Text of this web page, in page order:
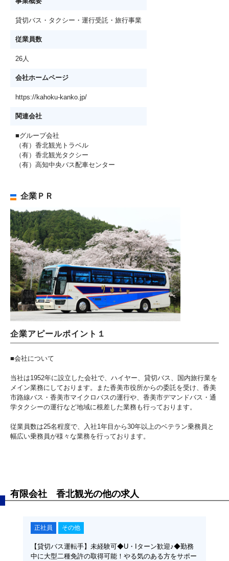
貸切バス・タクシー・運行受託・旅行事業
従業員数
26人
会社ホームページ
https://kahoku-kanko.jp/
関連会社
■グループ会社
（有）香北観光トラベル
（有）香北観光タクシー
（有）高知中央バス配車センター
企業ＰＲ
企業アピールポイント１
■会社について
当社は1952年に設立した会社で、ハイヤー、貸切バス、国内旅行業を
メイン業務にしております。また香美市役所からの委託を受け、香美
市路線バス・香美市マイクロバスの運行や、香美市デマンドバス・通
学タクシーの運行など地域に根差した業務も行っております。
従業員数は25名程度で、入社1年目から30年以上のベテラン乗務員と
幅広い乗務員が様々な業務を行っております。
有限会社 香北観光の他の求人
正社員 その他
【貸切バス運転手】未経験可◆U・Iターン歓迎♪◆勤務
中に大型二種免許の取得可能！やる気のある方をサポー